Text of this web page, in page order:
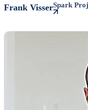
Frank VisserSpark